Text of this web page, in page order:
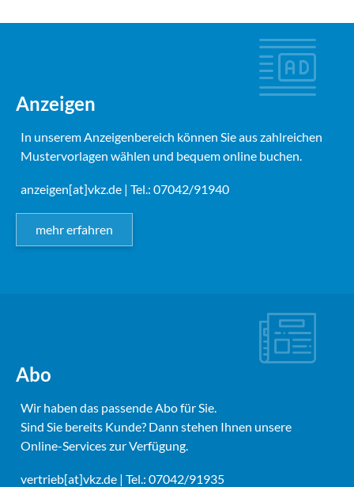
Anzeigen
In unserem Anzeigenbereich können Sie aus zahlreichen
Mustervorlagen wählen und bequem online buchen.
anzeigen[at]vkz.de | Tel.: 07042/91940
mehr erfahren
Abo
Wir haben das passende Abo für Sie.
Sind Sie bereits Kunde? Dann stehen Ihnen unsere
Online-Services zur Verfügung.
vertrieb[at]vkz.de | Tel.: 07042/91935